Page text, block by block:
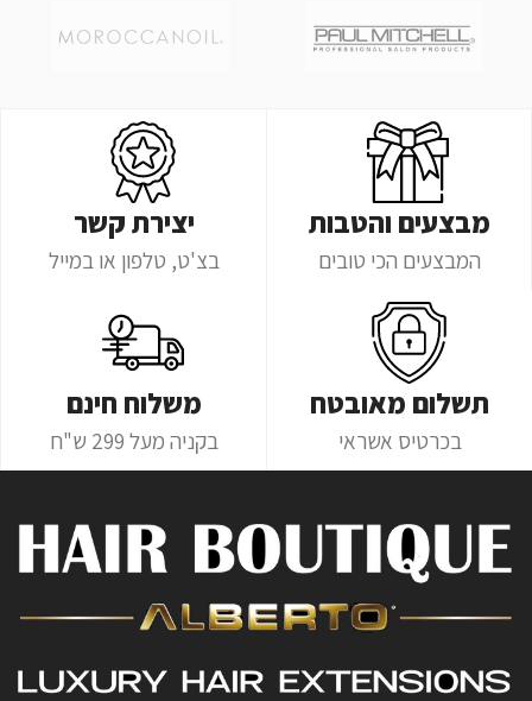
מבצעים והטבות
המבצעים הכי טובים
יצירת קשר
בצ'ט, טלפון או במייל
תשלום מאובטח
בכרטיס אשראי
משלוח חינם
בקניה מעל 299 ש"ח